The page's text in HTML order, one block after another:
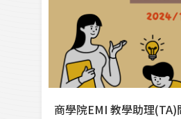
商學院EMI 教學助理(TA)